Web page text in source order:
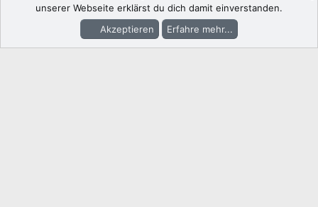
unserer Webseite erklärst du dich damit einverstanden.
Akzeptieren
Erfahre mehr...